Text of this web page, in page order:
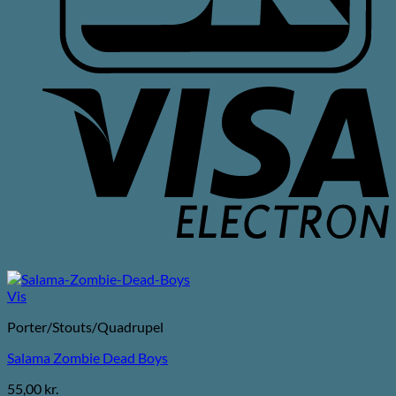
Vis
Porter/Stouts/Quadrupel
Salama Zombie Dead Boys
55,00 kr.